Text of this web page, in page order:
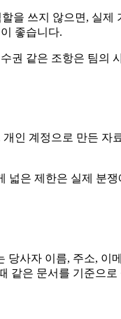
을 쓰지 않으면, 실
좋습니다.
같은 조항은 팀의
인 계정으로 만든
은 제한은 실제 분
사자 이름, 주소,
같은 문서를 기준으